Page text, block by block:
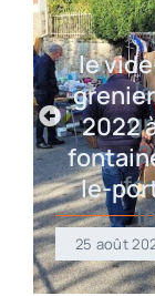
le
2022
le-
25 août